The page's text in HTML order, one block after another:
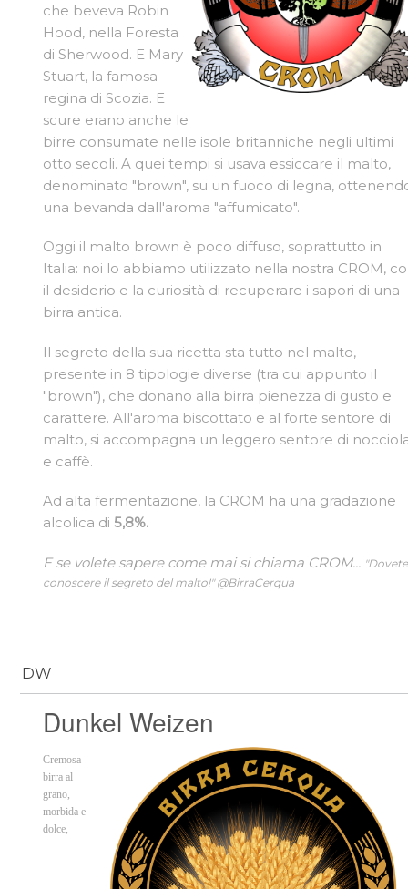
che beveva Robin
Hood, nella Foresta
di Sherwood. E Mary
Stuart, la famosa
regina di Scozia. E
scure erano anche le
birre consumate nelle isole britanniche negli ultimi
otto secoli. A quei tempi si usava essiccare il malto,
denominato "brown", su un fuoco di legna,
una bevanda dall'aroma "affumicato".
Oggi il malto brown è poco diffuso, soprattutto in
Italia: noi lo abbiamo utilizzato nella nostra CROM,
il desiderio e la curiosità di recuperare i sapori di una
birra antica.
Il segreto della sua ricetta sta tutto nel malto,
presente in 8 tipologie diverse (tra cui appunto il
"brown"), che donano alla birra pienezza di gusto e
carattere. All'aroma biscottato e al forte sentore di
malto, si accompagna un leggero sentore di
e caffè.
Ad alta fermentazione, la CROM ha una gradazione
alcolica di5,8%.
E se volete sapere come mai si chiama CROM... "Dovete
conoscere il segreto del malto!" @BirraCerqua
DW
Dunkel Weizen
Cremosa
birra al
grano,
morbida e
dolce,